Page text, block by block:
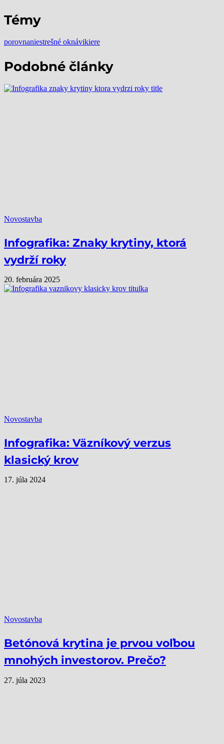
Témy
porovnaniestrešné oknávikiere
Podobné články
Novostavba
Infografika: Znaky krytiny, ktorá
vydrží roky
20. februára 2025
Novostavba
Infografika: Väzníkový verzus
klasický krov
17. júla 2024
Novostavba
Betónová krytina je prvou voľbou
mnohých investorov. Prečo?
27. júla 2023